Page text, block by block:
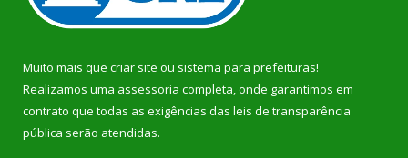
Muito mais que criar site ou sistema para prefeituras!
Realizamos uma assessoria completa, onde garantimos em
contrato que todas as exigências das leis de transparência
pública serão atendidas.